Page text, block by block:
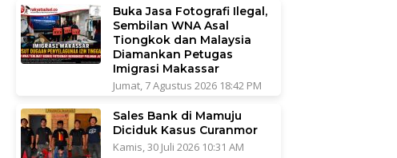
Buka Jasa Fotografi Ilegal,
Sembilan WNA Asal
Tiongkok dan Malaysia
Diamankan Petugas
Imigrasi Makassar
Jumat, 7 Agustus 2026 18:42 PM
Sales Bank di Mamuju
Diciduk Kasus Curanmor
Kamis, 30 Juli 2026 10:31 AM